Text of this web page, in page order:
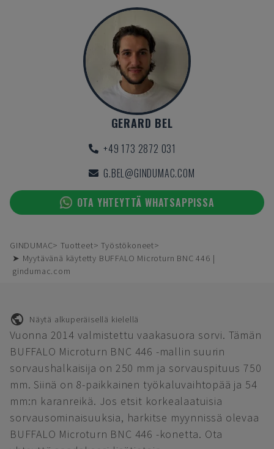
GERARD BEL
+49 173 2872 031
G.BEL@GINDUMAC.COM
OTA YHTEYTTÄ WHATSAPPISSA
GINDUMAC Tuotteet
Työstökoneet
➤ Myytävänä käytetty BUFFALO Microturn BNC 446 |
gindumac.com
Näytä alkuperäisellä kielellä
Vuonna 2014 valmistettu vaakasuora sorvi. Tämän
BUFFALO Microturn BNC 446 -mallin suurin
sorvaushalkaisija on 250 mm ja sorvauspituus 750
mm. Siinä on 8-paikkainen työkaluvaihtopää ja 54
mm:n karanreikä. Jos etsit korkealaatuisia
sorvausominaisuuksia, harkitse myynnissä olevaa
BUFFALO Microturn BNC 446 -konetta. Ota